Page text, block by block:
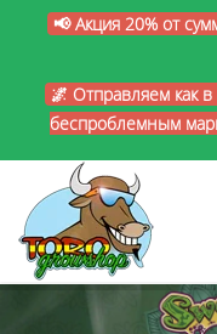
📢 Акция 20% от
🌌 Отправляем как
беспроблемным